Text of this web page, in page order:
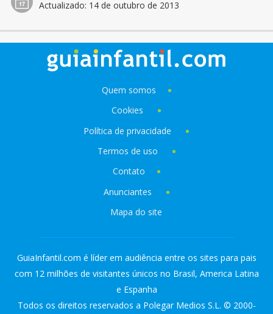
Actualizado: 14 de outubro de 2013
Quem somos
Cookies
Política de privacidade
Termos de uso
Contato
Anunciantes
Mapa do site
GuiaInfantil.com é líder em audiência entre os sites para pais
com 12 milhões de visitantes únicos no Brasil, America Latina
e Espanha
Todos os direitos reservados a Polegar Medios S.L. © 2000-